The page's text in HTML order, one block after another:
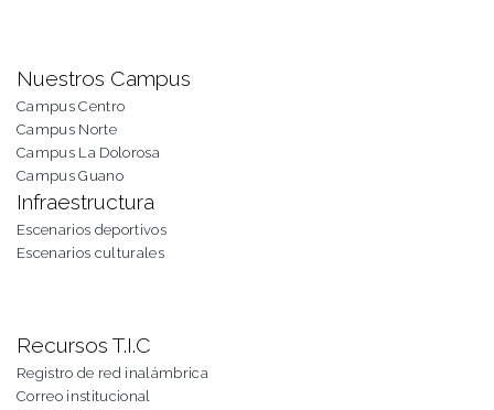
Nuestros Campus
Campus Centro
Campus Norte
Campus La Dolorosa
Campus Guano
Infraestructura
Escenarios deportivos
Escenarios culturales
Recursos T.I.C
Registro de red inalámbrica
Correo institucional